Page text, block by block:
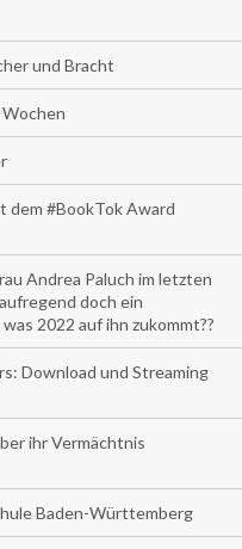
und Bracht
dem #BookTok Award
Andrea Paluch im letzten
doch ein
2022 auf ihn zukommt??
Download und Streaming
ihr Vermächtnis
Baden-Württemberg